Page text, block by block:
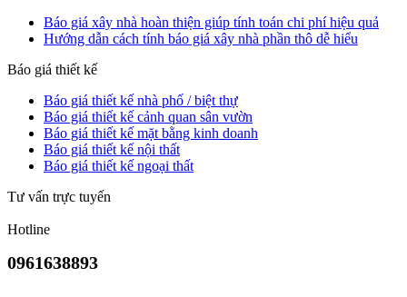
Báo giá xây nhà hoàn thiện giúp tính toán chi phí hiệu quả
Hướng dẫn cách tính báo giá xây nhà phần thô dễ hiểu
Báo giá thiết kế
Báo giá thiết kế nhà phố / biệt thự
Báo giá thiết kế cảnh quan sân vườn
Báo giá thiết kế mặt bằng kinh doanh
Báo giá thiết kế nội thất
Báo giá thiết kế ngoại thất
Tư vấn trực tuyến
Hotline
0961638893